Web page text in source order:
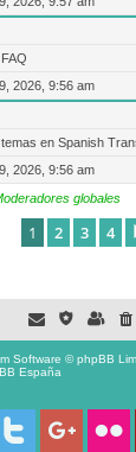
2026, 9:56 am
en Spanish
2026, 9:56 am
globales
1 2 3 4
Software © phpBB
España